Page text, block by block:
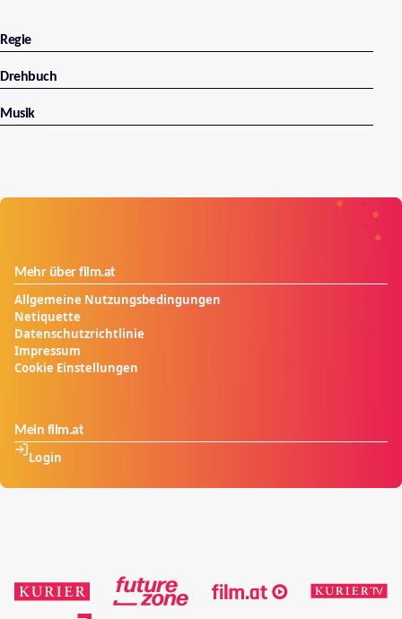
kann jedoch in einem Eisblock geborgen und zur
Forschungsstation gebracht werden. Als das Eis
schmilzt, beginnt für deren Bewohner ein Kampf ums
Regie
Drehbuch
Musik
Mehr über film.at
Allgemeine Nutzungsbedingungen
Netiquette
Datenschutzrichtlinie
Impressum
Cookie Einstellungen
Mein film.at
Login